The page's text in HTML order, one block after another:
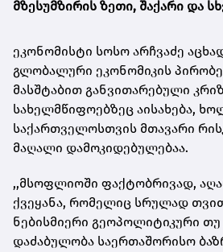
მზესუმზირის ზეთი, შაქარი და
ეკონომისტი სოსო არჩვაძე
გლობალური ეკონომიკის
მასშტაბით განვითარებული
სახელმწიფოებზეც აისახება,
საქართველოსთვის მთავარი
მაღალი დამოკიდებულებაა.
,,მსოფლიოში ფაქტობრივად,
ქვეყანა, რომელიც სრულად
ნებისმიერი გეოპოლიტიკური თუ
დაძაბულობა საერთაშორისო